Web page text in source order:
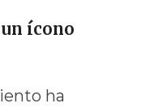
ícono
ha